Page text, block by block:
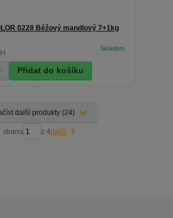
0228 Béžový mandlový 7+1kg
Přidat do košíku
další produkty (24)
strana z 4další